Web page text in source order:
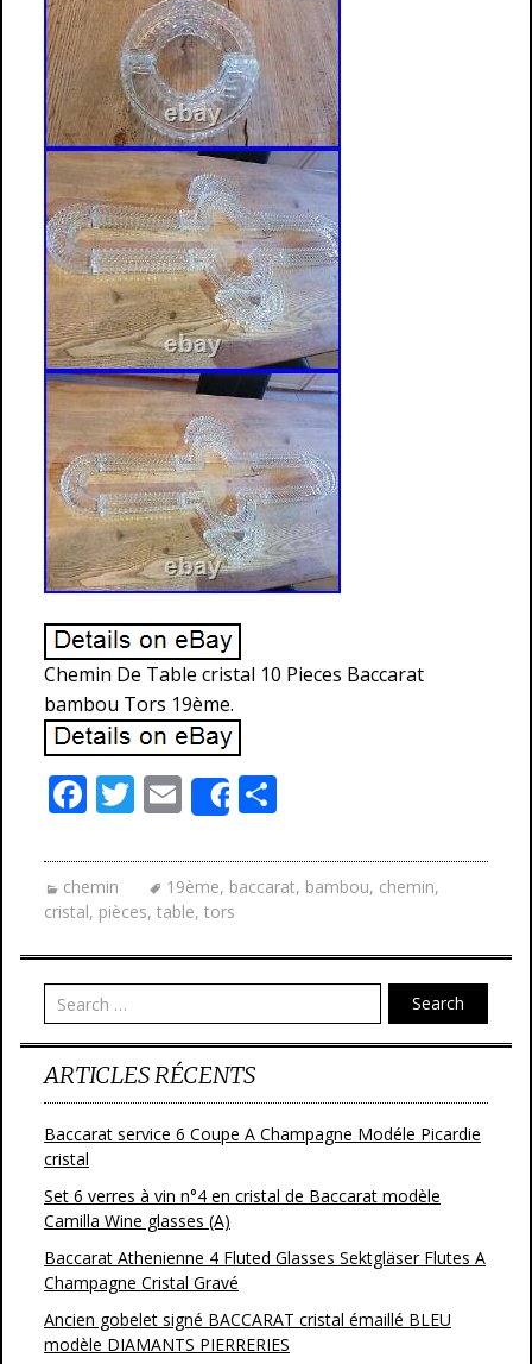
Chemin De Table cristal 10 Pieces Baccarat
bambou Tors 19ème.
F
e
b
o
o
k
T
itt
er
E
m
ai
l
Share
ta
g
er
chemin 19ème, baccarat, bambou, chemin,
cristal, pièces, table, tors
Search
ARTICLES RÉCENTS
Baccarat service 6 Coupe A Champagne Modéle Picardie
cristal
Set 6 verres à vin n°4 en cristal de Baccarat modèle
Camilla Wine glasses (A)
Baccarat Athenienne 4 Fluted Glasses Sektgläser Flutes A
Champagne Cristal Gravé
Ancien gobelet signé BACCARAT cristal émaillé BLEU
modèle DIAMANTS PIERRERIES